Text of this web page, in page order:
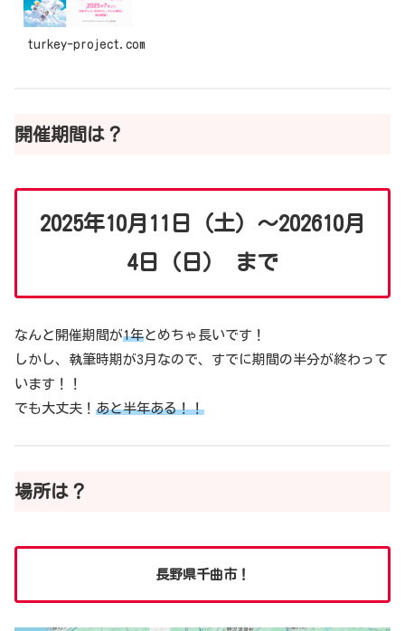
turkey-project.com
開催期間は？
2025年10月11日（土）〜202610月
4日（日）
まで
なんと開催期間が1年とめちゃ長いです！
しかし、執筆時期が3月なので、すでに期間の半分が終わって
います！！
でも大丈夫！ あと半年ある！！
場所は？
長野県千曲市！